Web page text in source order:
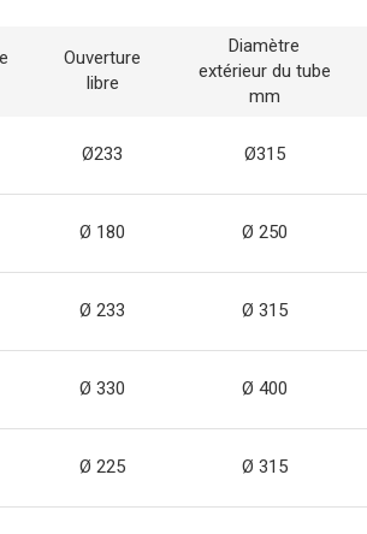
Ouverture
libre
Diamètre
extérieur du tube
mm
Ø233 Ø315
Ø 180 Ø 250
Ø 233 Ø 315
Ø 330 Ø 400
Ø 225 Ø 315